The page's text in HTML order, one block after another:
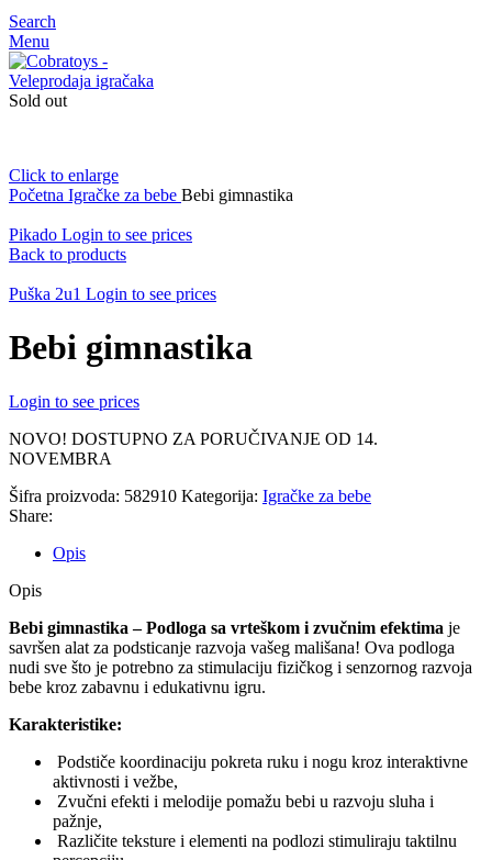
Search
Menu
Sold out
Click to enlarge
Početna Igračke za bebe Bebi gimnastika
Pikado Login to see prices
Back to products
Puška 2u1 Login to see prices
Bebi gimnastika
Login to see prices
NOVO! DOSTUPNO ZA PORUČIVANJE OD 14.
NOVEMBRA
Šifra proizvoda: 582910 Kategorija: Igračke za bebe
Share:
Opis
Opis
Bebi gimnastika – Podloga sa vrteškom i zvučnim efektima je
savršen alat za podsticanje razvoja vašeg mališana! Ova podloga
nudi sve što je potrebno za stimulaciju fizičkog i senzornog razvoja
bebe kroz zabavnu i edukativnu igru.
Karakteristike:
Podstiče koordinaciju pokreta ruku i nogu kroz interaktivne
aktivnosti i vežbe,
Zvučni efekti i melodije pomažu bebi u razvoju sluha i
pažnje,
Različite teksture i elementi na podlozi stimuliraju taktilnu